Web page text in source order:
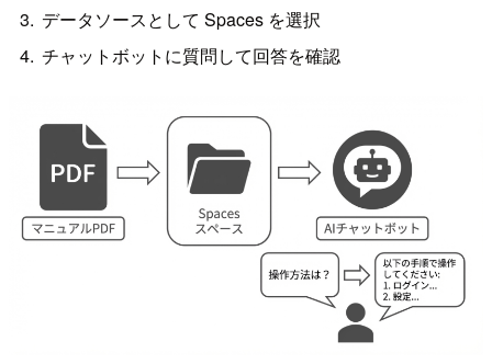
データソースとして Spaces を選択
チャットボットに質問して回答を確認